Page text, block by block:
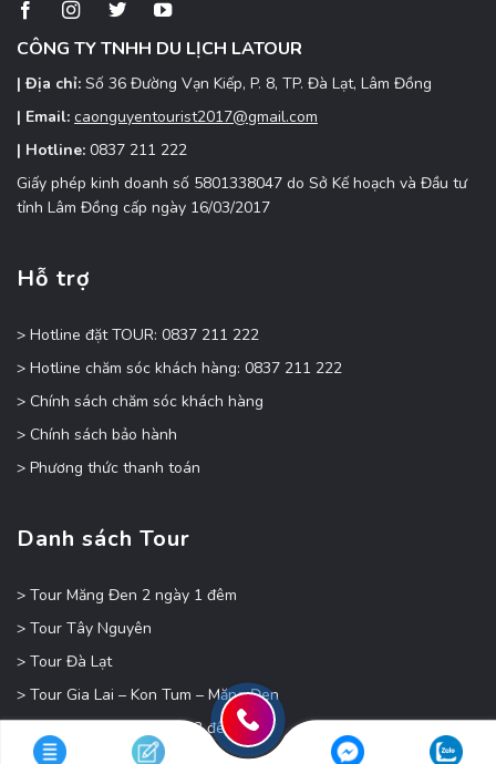
CÔNG TY TNHH DU LỊCH LATOUR
| Địa chỉ: Số 36 Đường Vạn Kiếp, P. 8, TP. Đà Lạt, Lâm Đồng
| Email: caonguyentourist2017@gmail.com
| Hotline: 0837 211 222
Giấy phép kinh doanh số 5801338047 do Sở Kế hoạch và Đầu tư
tỉnh Lâm Đồng cấp ngày 16/03/2017
Hỗ trợ
> Hotline đặt TOUR: 0837 211 222
> Hotline chăm sóc khách hàng: 0837 211 222
> Chính sách chăm sóc khách hàng
> Chính sách bảo hành
> Phương thức thanh toán
Danh sách Tour
> Tour Măng Đen 2 ngày 1 đêm
> Tour Tây Nguyên
> Tour Đà Lạt
> Tour Gia Lai – Kon Tum – Măng Đen
> Tour Măng Đen 4 ngày 3 đêm